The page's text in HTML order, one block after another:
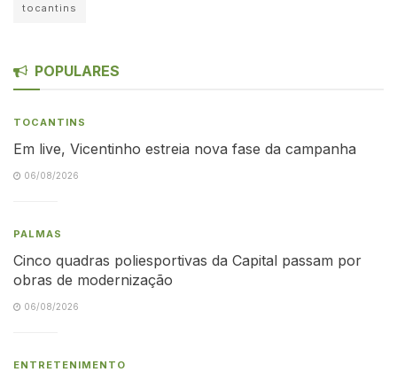
tocantins
POPULARES
TOCANTINS
Em live, Vicentinho estreia nova fase da campanha
06/08/2026
PALMAS
Cinco quadras poliesportivas da Capital passam por
obras de modernização
06/08/2026
ENTRETENIMENTO